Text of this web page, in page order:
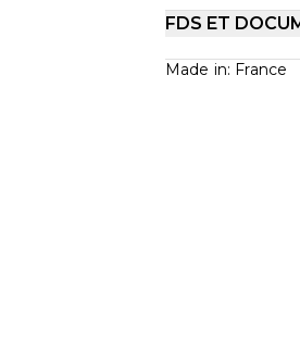
FDS ET
Made in: France